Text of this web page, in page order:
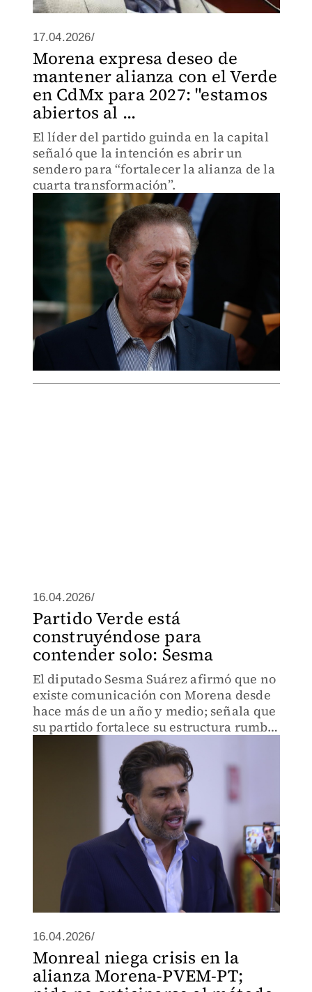
17.04.2026/
Morena expresa deseo de
mantener alianza con el Verde
en CdMx para 2027: "estamos
abiertos al ...
El líder del partido guinda en la capital
señaló que la intención es abrir un
sendero para “fortalecer la alianza de la
cuarta transformación”.
16.04.2026/
Partido Verde está
construyéndose para
contender solo: Sesma
El diputado Sesma Suárez afirmó que no
existe comunicación con Morena desde
hace más de un año y medio; señala que
su partido fortalece su estructura rumbo
a futuras elecciones.
16.04.2026/
Monreal niega crisis en la
alianza Morena-PVEM-PT;